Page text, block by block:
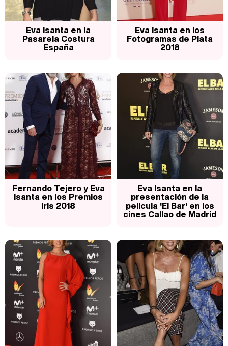
Eva Isanta en la
Pasarela Costura
España
Eva Isanta en los
Fotogramas de Plata
2018
Fernando Tejero y Eva
Isanta en los Premios
Iris 2018
Eva Isanta en la
presentación de la
película 'El Bar' en los
cines Callao de Madrid